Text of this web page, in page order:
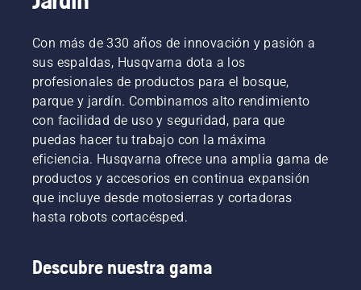
todos nuestros
Con más de 330 años de innovación y pasión a
sus espaldas, Husqvarna dota a los
profesionales de productos para el bosque,
parque y jardín. Combinamos alto rendimiento
con facilidad de uso y seguridad, para que
puedas hacer tu trabajo con la máxima
eficiencia. Husqvarna ofrece una amplia gama de
productos y accesorios en continua expansión
que incluye desde motosierras y cortadoras
hasta robots cortacésped.
Descubre nuestra gama